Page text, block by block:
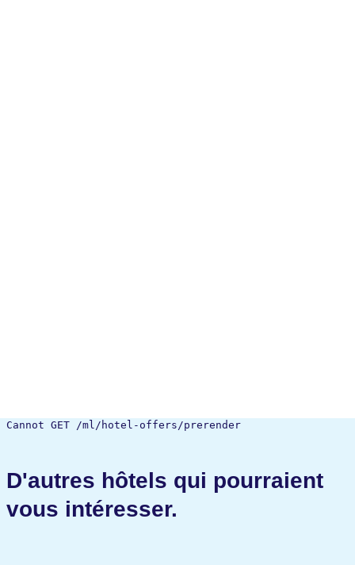
Cannot GET /ml/hotel-offers/prerender
D'autres hôtels qui pourraient
vous intéresser.